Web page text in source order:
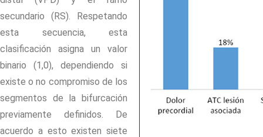
secundario (RS). Respetando
esta secuencia, esta
clasificación asigna un valor
binario (1,0), dependiendo si
existe o no compromiso de los
segmentos de la bifurcación
previamente definidos. De
acuerdo a esto existen siete